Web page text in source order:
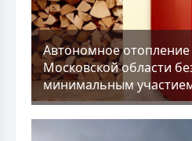
Aвтономное
Московской области
минимальным